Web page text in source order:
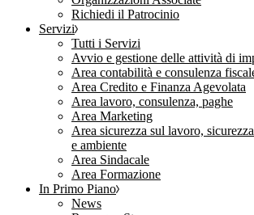
Richiedi il Patrocinio
Servizi
Tutti i Servizi
Avvio e gestione delle attività di
Area contabilità e consulenza
Area Credito e Finanza Agevolata
Area lavoro, consulenza, paghe
Area Marketing
Area sicurezza sul lavoro,
e ambiente
Area Sindacale
Area Formazione
In Primo Piano
News